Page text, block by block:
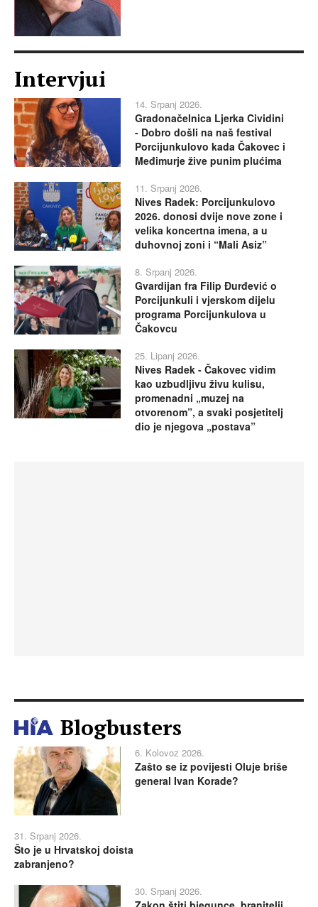
Intervjui
14. Srpanj 2026.
Gradonačelnica Ljerka Cividini
- Dobro došli na naš festival
Porcijunkulovo kada Čakovec i
Međimurje žive punim plućima
11. Srpanj 2026.
Nives Radek: Porcijunkulovo
2026. donosi dvije nove zone i
velika koncertna imena, a u
duhovnoj zoni i “Mali Asiz”
8. Srpanj 2026.
Gvardijan fra Filip Đurđević o
Porcijunkuli i vjerskom dijelu
programa Porcijunkulova u
Čakovcu
25. Lipanj 2026.
Nives Radek - Čakovec vidim
kao uzbudljivu živu kulisu,
promenadni „muzej na
otvorenom”, a svaki posjetitelj
dio je njegova „postava”
Blogbusters
6. Kolovoz 2026.
Zašto se iz povijesti Oluje briše
general Ivan Korade?
31. Srpanj 2026.
Što je u Hrvatskoj doista
zabranjeno?
30. Srpanj 2026.